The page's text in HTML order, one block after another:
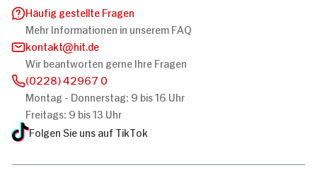
Häufig gestellte Fragen
Mehr Informationen in unserem FAQ
kontakt
hit.de
Wir beantworten gerne Ihre Fragen
(0228) 42967 0
Montag - Donnerstag: 9 bis 16 Uhr
Freitags: 9 bis 13 Uhr
Folgen Sie uns auf TikTok